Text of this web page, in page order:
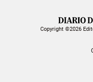
Copyright ©2026